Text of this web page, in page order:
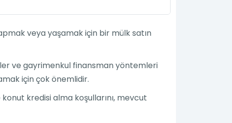
veya yaşamak için bir mülk satın
ve gayrimenkul finansman yöntemleri
için çok önemlidir.
kredisi alma koşullarını, mevcut